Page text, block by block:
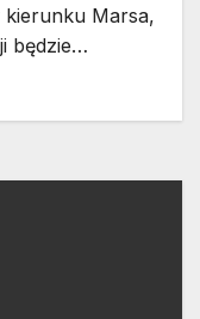
kierunku Marsa,
będzie…